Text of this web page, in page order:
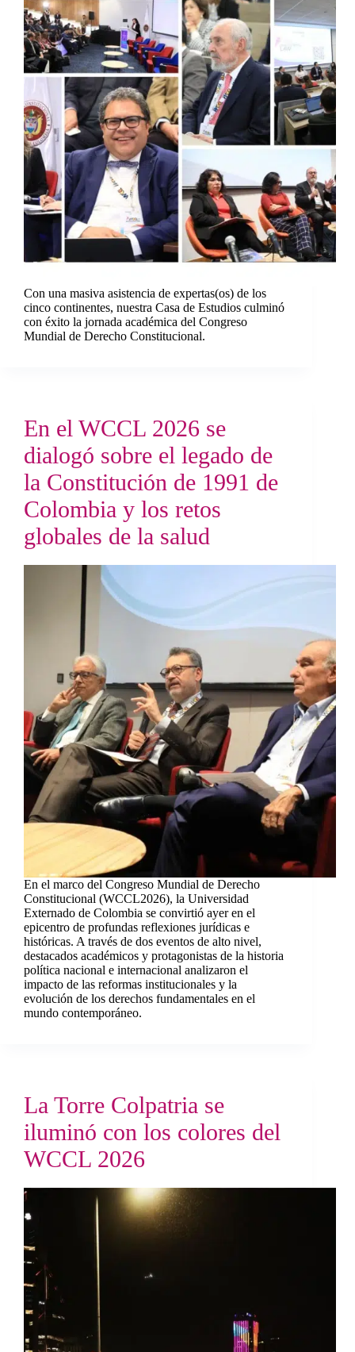
Con una masiva asistencia de expertas(os) de los
cinco continentes, nuestra Casa de Estudios culminó
con éxito la jornada académica del Congreso
Mundial de Derecho Constitucional.
En el WCCL 2026 se
dialogó sobre el legado de
la Constitución de 1991 de
Colombia y los retos
globales de la salud
En el marco del Congreso Mundial de Derecho
Constitucional (WCCL2026), la Universidad
Externado de Colombia se convirtió ayer en el
epicentro de profundas reflexiones jurídicas e
históricas. A través de dos eventos de alto nivel,
destacados académicos y protagonistas de la historia
política nacional e internacional analizaron el
impacto de las reformas institucionales y la
evolución de los derechos fundamentales en el
mundo contemporáneo.
La Torre Colpatria se
iluminó con los colores del
WCCL 2026